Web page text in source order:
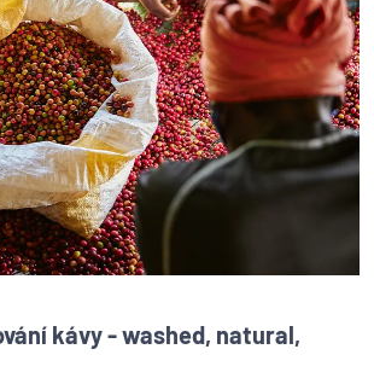
kávy - washed, natural,